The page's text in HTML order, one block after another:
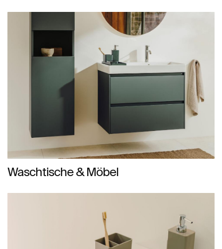
Waschtische & Möbel